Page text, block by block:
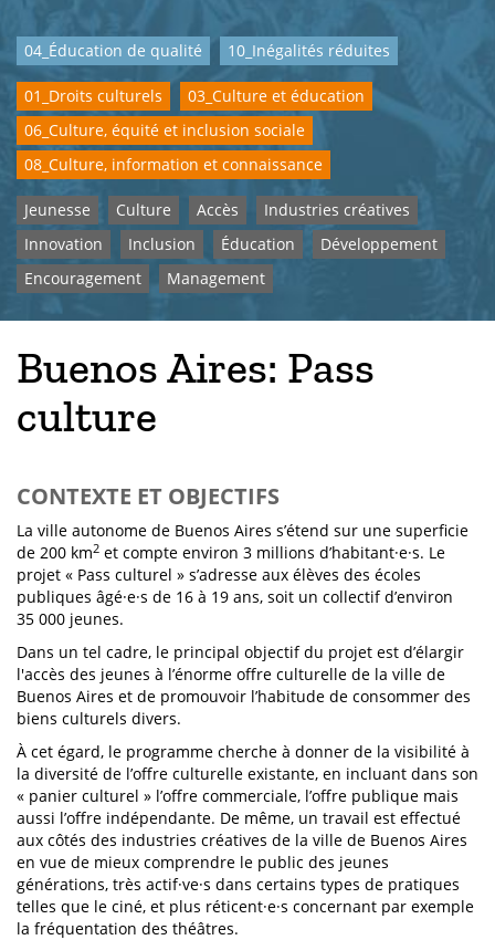
04_Éducation de qualité 10_Inégalités réduites
01_Droits culturels
03_Culture et éducation
06_Culture, équité et inclusion sociale
08_Culture, information et connaissance
Jeunesse Culture Accès
Industries créatives
Innovation
Inclusion Éducation
Développement
Encouragement
Management
Buenos Aires: Pass
culture
CONTEXTE ET OBJECTIFS
La ville autonome de Buenos Aires s’étend sur une superficie
de 200 km2 et compte environ 3 millions d’habitant·e·s. Le
projet « Pass culturel » s’adresse aux élèves des écoles
publiques âgé·e·s de 16 à 19 ans, soit un collectif d’environ
35 000 jeunes.
Dans un tel cadre, le principal objectif du projet est d’élargir
l'accès des jeunes à l’énorme offre culturelle de la ville de
Buenos Aires et de promouvoir l’habitude de consommer des
biens culturels divers.
À cet égard, le programme cherche à donner de la visibilité à
la diversité de l’offre culturelle existante, en incluant dans son
« panier culturel » l’offre commerciale, l’offre publique mais
aussi l’offre indépendante. De même, un travail est effectué
aux côtés des industries créatives de la ville de Buenos Aires
en vue de mieux comprendre le public des jeunes
générations, très actif·ve·s dans certains types de pratiques
telles que le ciné, et plus réticent·e·s concernant par exemple
la fréquentation des théâtres.